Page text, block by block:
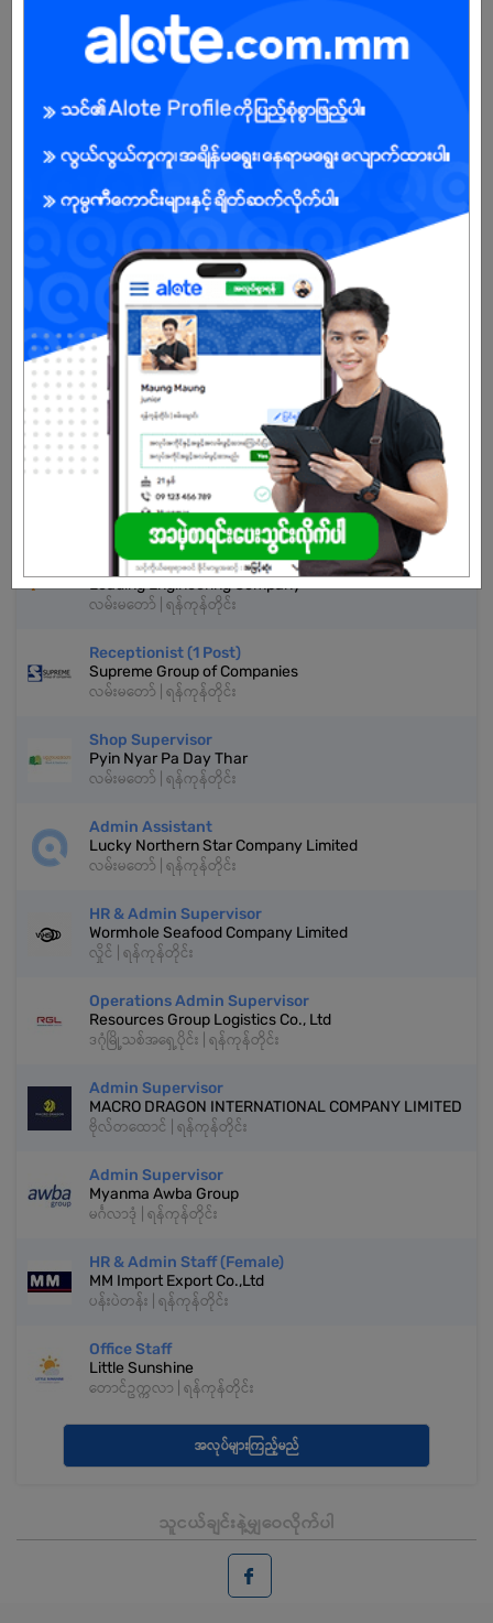
အခွင့်အရေးရှိသူ :
သက်တမ်းကုန်သွားပါပြီ
အကောင့်မရှိသေးဘူးလား?
မှတ်ပုံတင်မယ်
နောက်ထပ်အလားတူအလုပ်များ
Shop Manager
Pyin Nyar Pa Day Thar
လမ်းမတော် | ရန်ကုန်တိုင်း
Document Controller
Leading Engineering Company
လမ်းမတော် | ရန်ကုန်တိုင်း
Receptionist (1 Post)
Supreme Group of Companies
လမ်းမတော် | ရန်ကုန်တိုင်း
Shop Supervisor
Pyin Nyar Pa Day Thar
လမ်းမတော် | ရန်ကုန်တိုင်း
Admin Assistant
Lucky Northern Star Company Limited
လမ်းမတော် | ရန်ကုန်တိုင်း
HR & Admin Supervisor
Wormhole Seafood Company Limited
လှိုင် | ရန်ကုန်တိုင်း
Operations Admin Supervisor
Resources Group Logistics Co., Ltd
ဒဂုံမြို့သစ်အရှေ့ပိုင်း | ရန်ကုန်တိုင်း
Admin Supervisor
MACRO DRAGON INTERNATIONAL COMPANY LIMITED
ဗိုလ်တထောင် | ရန်ကုန်တိုင်း
Admin Supervisor
Myanma Awba Group
မင်္ဂလာဒုံ | ရန်ကုန်တိုင်း
HR & Admin Staff (Female)
MM Import Export Co.,Ltd
ပန်းပဲတန်း | ရန်ကုန်တိုင်း
Office Staff
Little Sunshine
တောင်ဥက္ကလာ | ရန်ကုန်တိုင်း
အလုပ်များကြည့်မည်
သူငယ်ချင်းနဲ့မျှဝေလိုက်ပါ